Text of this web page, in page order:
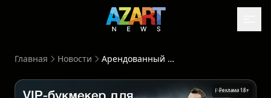
Главная Новости Арендованный «Зенитом» Дуран провел выходные в Стамбуле — «Галатасарай» не дремлет
Реклама 18+